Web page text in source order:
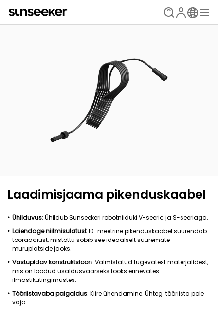
Laadimisjaama pikenduskaabel
Ühilduvus: Ühildub Sunseekeri robotniiduki V-seeria ja S-seeriaga.
Laiendage niitmisulatust:10-meetrine pikenduskaabel suurendab
tööraadiust, mistõttu sobib see ideaalselt suuremate
muruplatside jaoks.
Vastupidav konstruktsioon: Valmistatud tugevatest materjalidest,
mis on loodud usaldusväärseks tööks erinevates
ilmastikutingimustes.
Tööriistavaba paigaldus: Kiire ühendamine. Ühtegi tööriista pole
vaja.